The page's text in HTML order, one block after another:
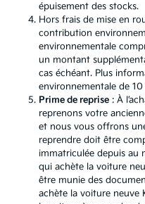
épuisement des stocks.
Hors frais de mise en
contribution
environnementale
un montant
cas échéant. Plus
environnementale de
Prime de reprise : À
reprenons votre
et nous vous offrons
reprendre doit être
immatriculée depuis au
qui achète la voiture
être munie des
achète la voiture neuve